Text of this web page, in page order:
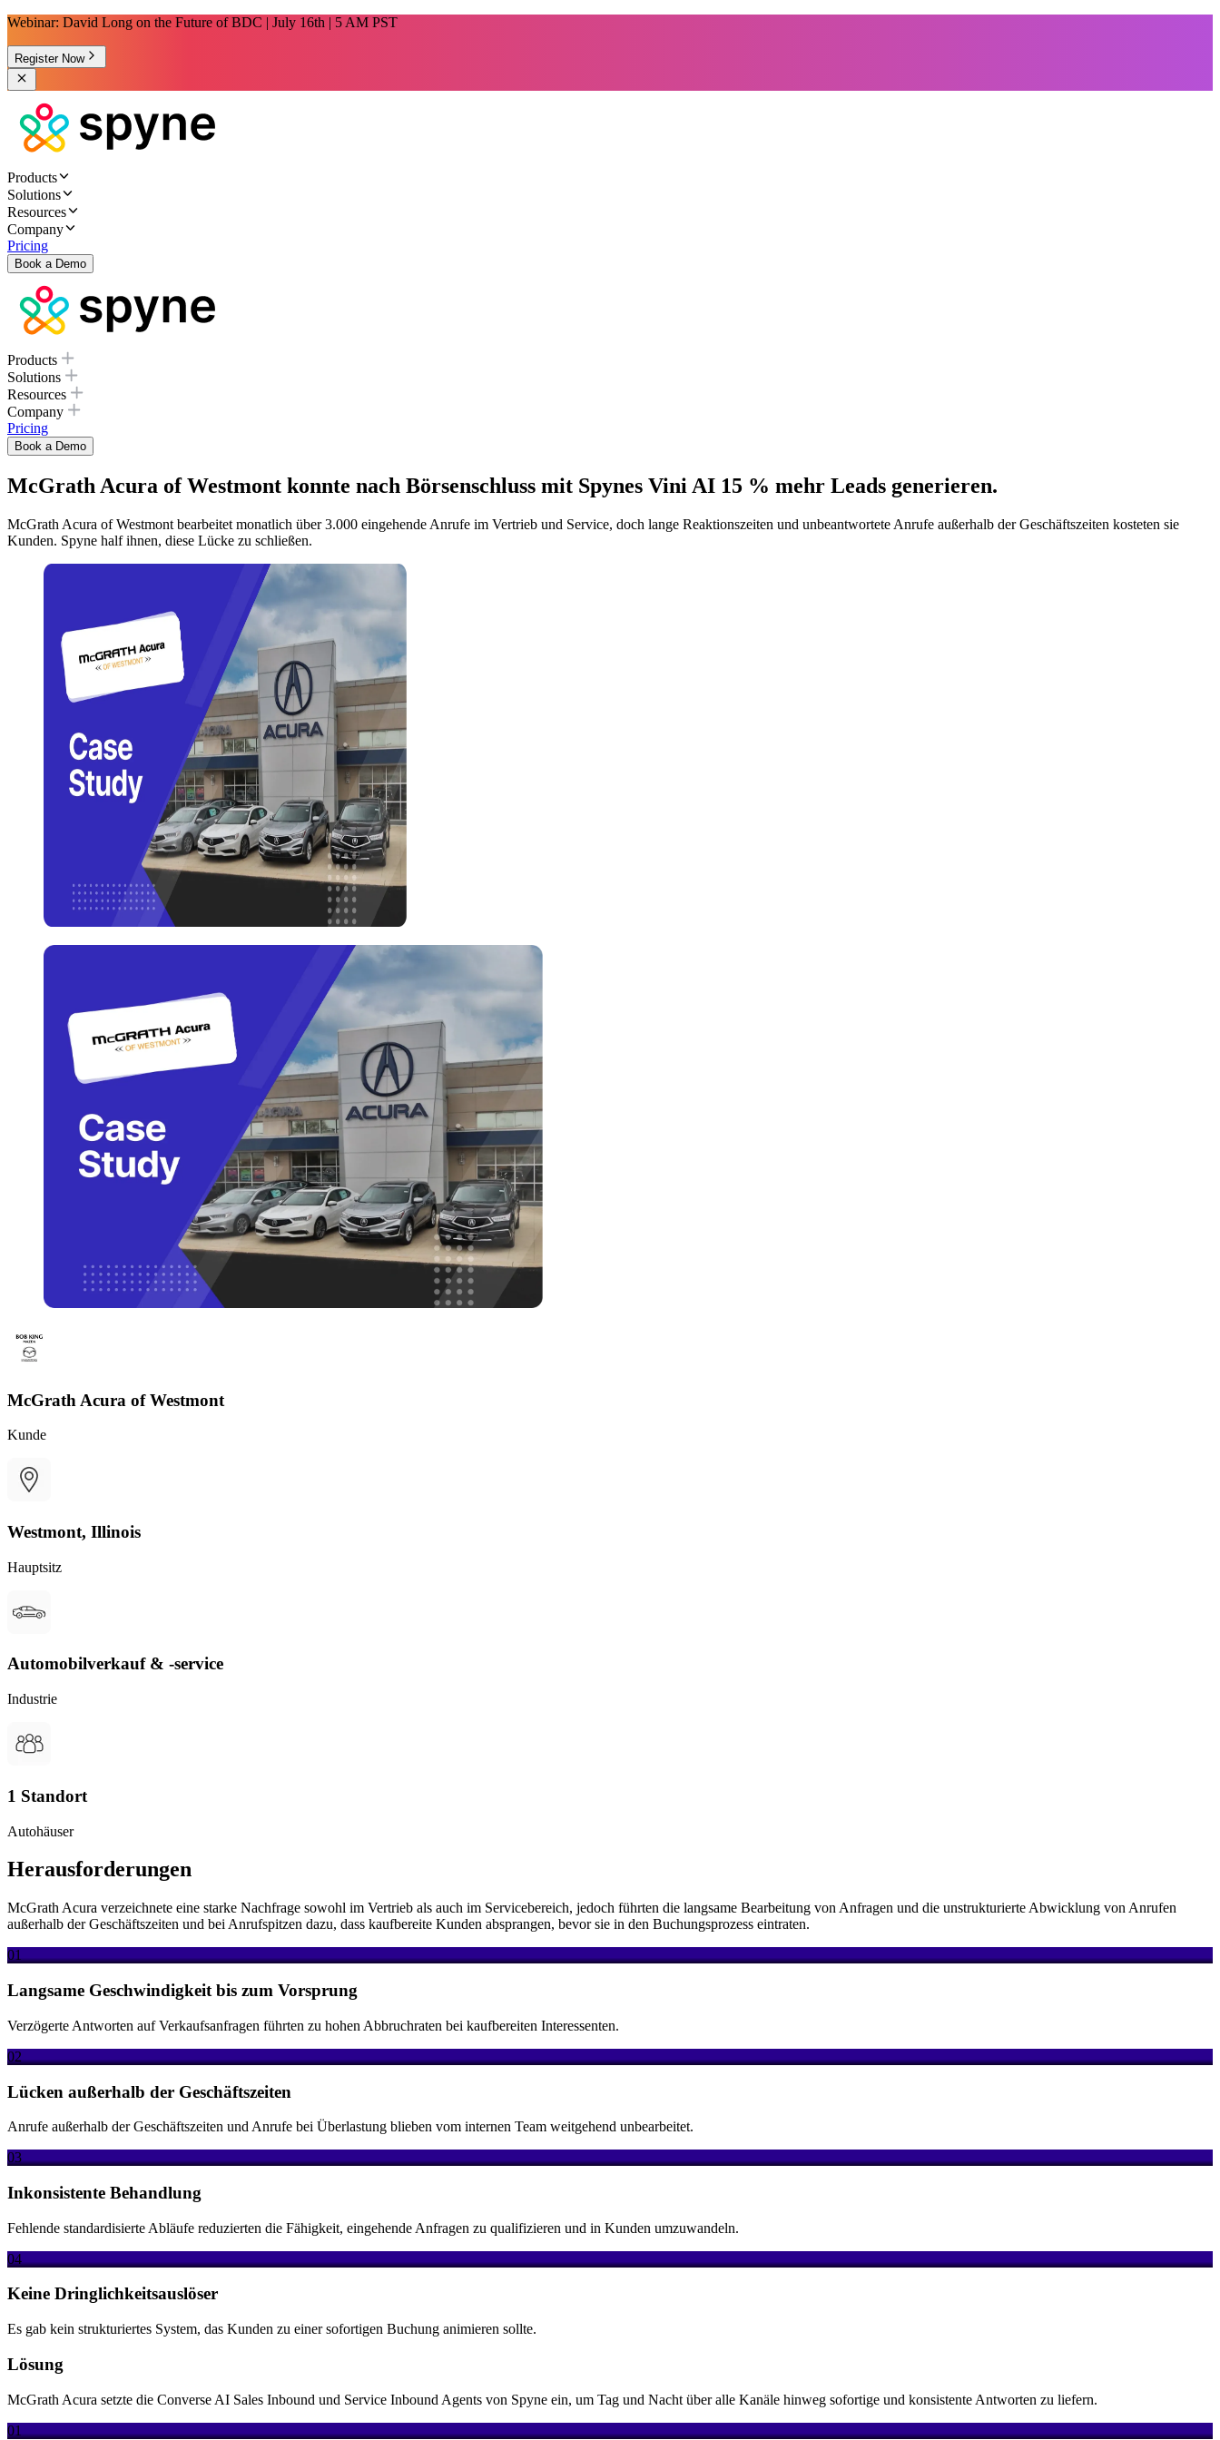
Webinar: David Long on the Future of BDC | July 16th | 5 AM PST
Register Now
Products
Solutions
Resources
Company
Pricing
Book a Demo
Products
Solutions
Resources
Company
Pricing
Book a Demo
McGrath Acura of Westmont konnte nach Börsenschluss mit Spynes Vini AI 15 % mehr Leads generieren.
McGrath Acura of Westmont bearbeitet monatlich über 3.000 eingehende Anrufe im Vertrieb und Service, doch lange Reaktionszeiten und unbeantwortete Anrufe außerhalb der Geschäftszeiten kosteten sie
Kunden. Spyne half ihnen, diese Lücke zu schließen.
McGrath Acura of Westmont
Kunde
Westmont, Illinois
Hauptsitz
Automobilverkauf & -service
Industrie
1 Standort
Autohäuser
Herausforderungen
McGrath Acura verzeichnete eine starke Nachfrage sowohl im Vertrieb als auch im Servicebereich, jedoch führten die langsame Bearbeitung von Anfragen und die unstrukturierte Abwicklung von Anrufen
außerhalb der Geschäftszeiten und bei Anrufspitzen dazu, dass kaufbereite Kunden absprangen, bevor sie in den Buchungsprozess eintraten.
01
Langsame Geschwindigkeit bis zum Vorsprung
Verzögerte Antworten auf Verkaufsanfragen führten zu hohen Abbruchraten bei kaufbereiten Interessenten.
02
Lücken außerhalb der Geschäftszeiten
Anrufe außerhalb der Geschäftszeiten und Anrufe bei Überlastung blieben vom internen Team weitgehend unbearbeitet.
03
Inkonsistente Behandlung
Fehlende standardisierte Abläufe reduzierten die Fähigkeit, eingehende Anfragen zu qualifizieren und in Kunden umzuwandeln.
04
Keine Dringlichkeitsauslöser
Es gab kein strukturiertes System, das Kunden zu einer sofortigen Buchung animieren sollte.
Lösung
McGrath Acura setzte die Converse AI Sales Inbound und Service Inbound Agents von Spyne ein, um Tag und Nacht über alle Kanäle hinweg sofortige und konsistente Antworten zu liefern.
01